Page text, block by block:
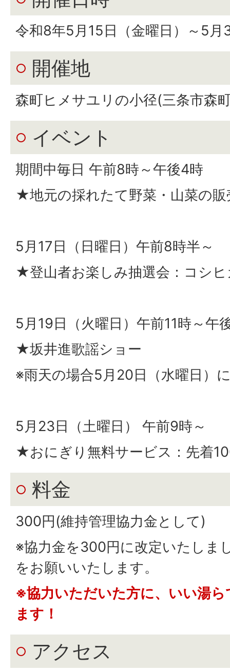
令和8年5月15日（金曜日）～5月
開催地
森町ヒメサユリの小径(三条市森
イベント
期間中毎日 午前8時～午後4時
★地元の採れたて野菜・山菜の販
5月17日（日曜日）午前8時半～
★登山者お楽しみ抽選会：コシ
5月19日（火曜日）午前11時～午
★坂井進歌謡ショー
※雨天の場合5月20日（水曜日）
5月23日（土曜日） 午前9時～
★おにぎり無料サービス：先着
料金
300円(維持管理協力金として)
※協力金を300円に改定いたしま
をお願いいたします。
※協力いただいた方に、いい湯
ます！
アクセス